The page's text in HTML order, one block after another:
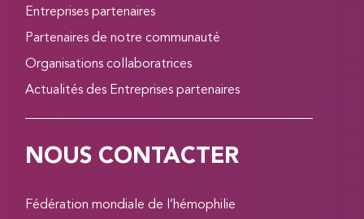
Entreprises partenaires
Partenaires de notre communauté
Organisations collaboratrices
Actualités des Entreprises partenaires
NOUS CONTACTER
Fédération mondiale de l’hémophilie